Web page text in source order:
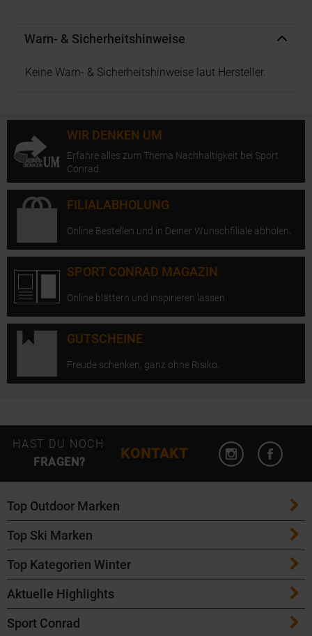
Warn- & Sicherheitshinweise
Keine Warn- & Sicherheitshinweise laut Hersteller.
WIR DENKEN UM
Erfahre alles zum Thema Nachhaltigkeit bei Sport
Conrad.
FILIALABHOLUNG
Online Bestellen und in Deiner Wunschfiliale abholen.
SPORT CONRAD MAGAZIN
Online blättern und inspirieren lassen.
GUTSCHEINE
Freude schenken, ganz ohne Risiko.
HAST DU NOCH
FRAGEN?
KONTAKT
Instagram
Top Outdoor Marken
Patagonia
Maloja
Salomon
Icebreaker
Top Ski Marken
ATK Bindungen
K2 Ski
Völkl Ski
Top Kategorien Winter
Ski
Skitouren Ski
Aktuelle Highlights
Maloja Fahrradbekleidung
Sport Conrad